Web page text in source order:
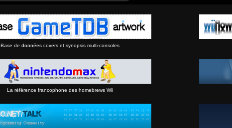
Base de données covers et synopsis multi-consoles
La référence francophone des homebrews Wii